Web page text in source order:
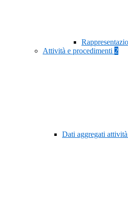
Attività e procedimenti 2
Dati aggregati